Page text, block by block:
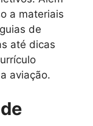
a materiais
de
até dicas
aviação.